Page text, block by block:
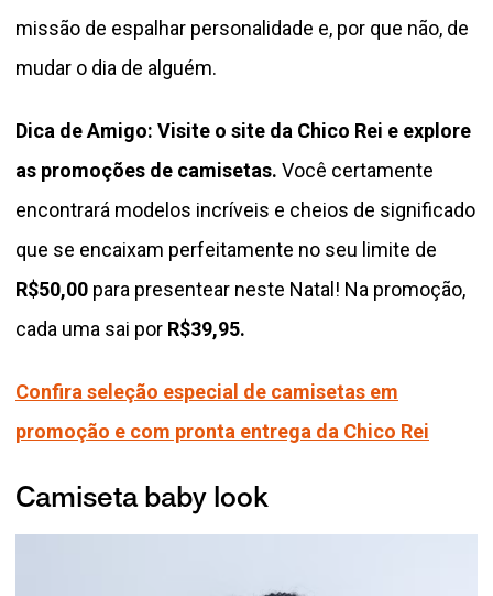
missão de espalhar personalidade e, por que não, de
mudar o dia de alguém.
Dica de Amigo: Visite o site da Chico Rei e explore
as promoções de camisetas. Você certamente
encontrará modelos incríveis e cheios de significado
que se encaixam perfeitamente no seu limite de
R$50,00 para presentear neste Natal! Na promoção,
cada uma sai por R$39,95.
Confira seleção especial de camisetas em
promoção e com pronta entrega da Chico Rei
Camiseta baby look